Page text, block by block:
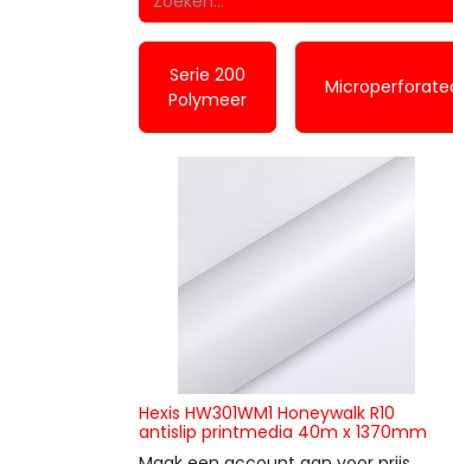
Serie 200
Polymeer
Hexis HW301WM1 Honeywalk R10
antislip printmedia 40m x 1370mm